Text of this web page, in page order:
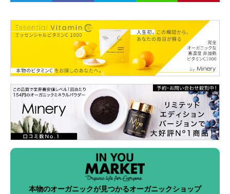
本物のオーガニックが見つかるオーガニックショップ